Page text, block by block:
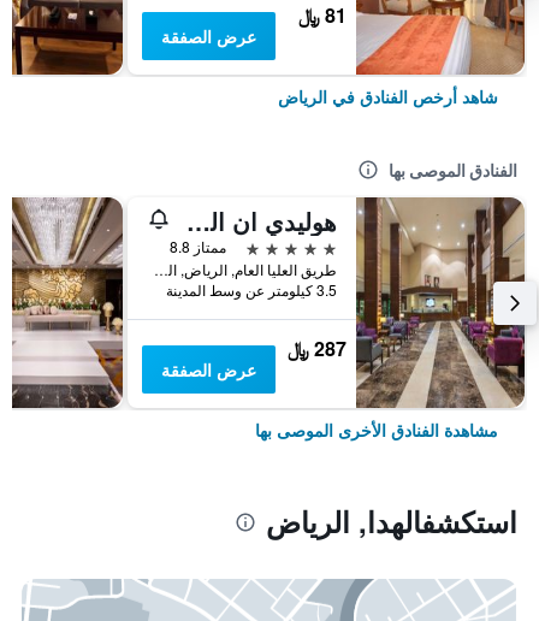
81 ﷼
عرض الصفقة
شاهد أرخص الفنادق في الرياض
الفنادق الموصى بها
هوليدي ان القصر
5 نجوم
ممتاز 8.8
طريق العليا العام, الرياض, المملكة العربية السعودية
3.5 كيلومتر عن وسط المدينة
287 ﷼
عرض الصفقة
مشاهدة الفنادق الأخرى الموصى بها
استكشفالهدا, الرياض